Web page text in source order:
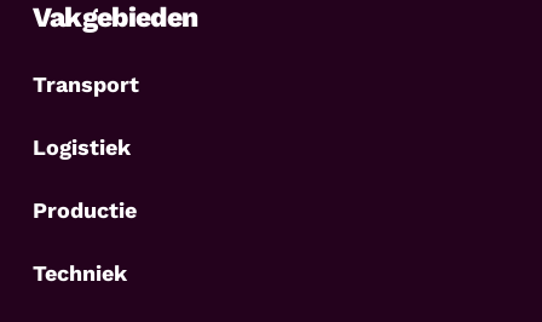
Vakgebieden
Transport
Logistiek
Productie
Techniek